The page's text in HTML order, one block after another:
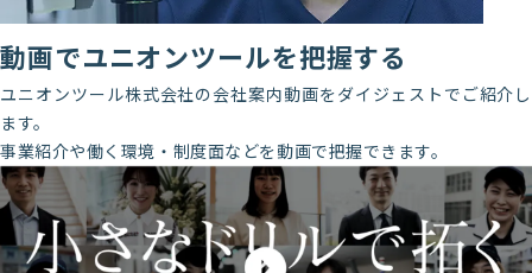
動画でユニオンツールを把握する
ユニオンツール株式会社の会社案内動画をダイジェストでご紹介し
ます。
事業紹介や働く環境・制度面などを動画で把握できます。